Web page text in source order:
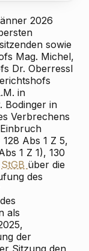
2026
sowie
Mag. Michel,
Dr. Oberressl
in
Bodinger in
Verbrechens
Abs 1 Z 5,
1 Z 1), 130
StGB über die
des
als
der
Sitzung den